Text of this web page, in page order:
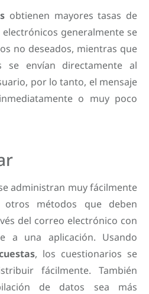
obtienen mayores tasas de
generalmente se
no deseados, mientras que
se envían directamente al
por lo tanto, el mensaje
o muy poco
administran muy fácilmente
métodos que deben
del correo electrónico con
a una aplicación. Usando
, los cuestionarios se
fácilmente. También
de datos sea más